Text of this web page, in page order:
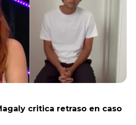
critica retraso en caso